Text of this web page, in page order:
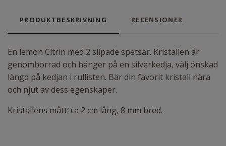
PRODUKTBESKRIVNING RECENSIONER
En lemon Citrin med 2 slipade spetsar. Kristallen är
genomborrad och hänger på en silverkedja, välj önskad
längd på kedjan i rullisten. Bär din favorit kristall nära
och njut av dess egenskaper.
Kristallens mått: ca 2 cm lång, 8 mm bred.